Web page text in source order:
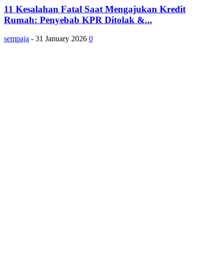
11 Kesalahan Fatal Saat Mengajukan Kredit
Rumah: Penyebab KPR Ditolak &...
sempaja - 31 January 2026 0